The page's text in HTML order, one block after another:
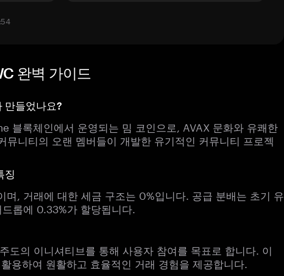
완벽 가이드
만들었나요?
블록체인에서 운영되는 밈 코인으로, AVAX 문화와 유쾌한
뮤니티의 오랜 멤버들이 개발한 유기적인 커뮤니티 프로젝
징
, 거래에 대한 세금 구조는 0%입니다. 공급 분배는 초기 유
롭에 0.33%가 할당됩니다.
도의 이니셔티브를 통해 사용자 참여를 목표로 합니다. 이
용하여 원활하고 효율적인 거래 경험을 제공합니다.